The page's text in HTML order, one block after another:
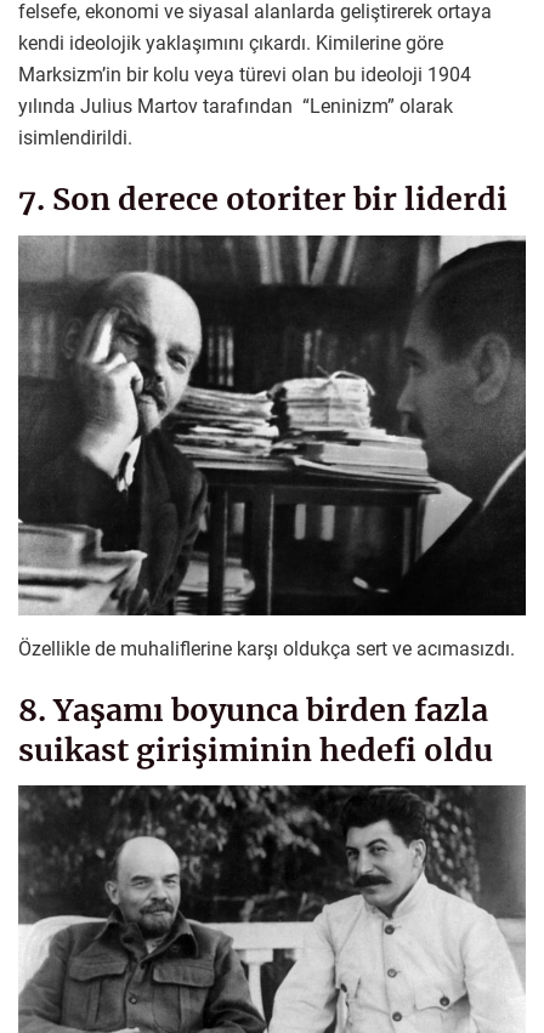
felsefe, ekonomi ve siyasal alanlarda geliştirerek ortaya
kendi ideolojik yaklaşımını çıkardı. Kimilerine göre
Marksizm’in bir kolu veya türevi olan bu ideoloji 1904
yılında Julius Martov tarafından “Leninizm” olarak
isimlendirildi.
7. Son derece otoriter bir liderdi
Özellikle de muhaliflerine karşı oldukça sert ve acımasızdı.
8. Yaşamı boyunca birden fazla
suikast girişiminin hedefi oldu